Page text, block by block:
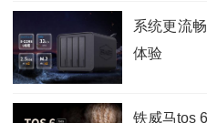
系统更流
体验
铁威马tos